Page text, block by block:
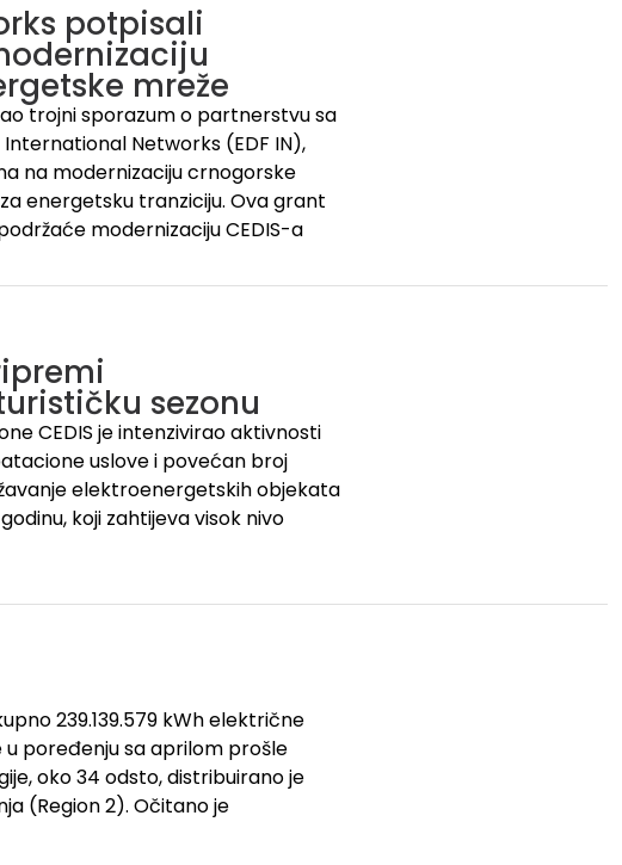
potpisali
mreže
trojni sporazum o partnerstvu sa
Networks (EDF IN),
na modernizaciju crnogorske
energetsku tranziciju. Ova grant
modernizaciju CEDIS-a
sezonu
CEDIS je intenzivirao aktivnosti
uslove i povećan broj
elektroenergetskih objekata
koji zahtijeva visok nivo
239.139.579 kWh električne
u poređenju sa aprilom prošle
oko 34 odsto, distribuirano je
(Region 2). Očitano je